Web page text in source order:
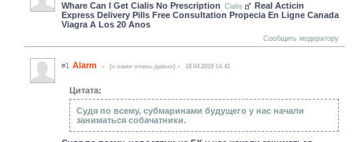
Whare Can I Get Cialis No Prescription Cialis
Real Acticin
Express Delivery Pills Free Consultation Propecia En Ligne Canada
Viagra A Los 20 Anos
Сообщить модератору
#1 Alarm (c нами очень давно) 18.04.2019 14:41
Цитата:
Судя по всему, субмаринами будущего у нас начали
заниматься собачатники.